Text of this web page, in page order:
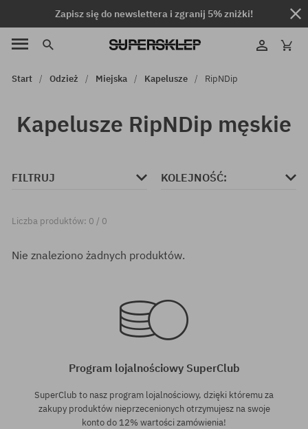
Zapisz się do newslettera i zgranij 5% zniżki!
Start Odzież Miejska Kapelusze RipNDip
Kapelusze RipNDip męskie
FILTRUJ KOLEJNOŚĆ:
Liczba produktów: 0 / 0
Nie znaleziono żadnych produktów.
Program lojalnościowy SuperClub
SuperClub to nasz program lojalnościowy, dzięki któremu za
zakupy produktów nieprzecenionych otrzymujesz na swoje
konto do 12% wartości zamówienia!